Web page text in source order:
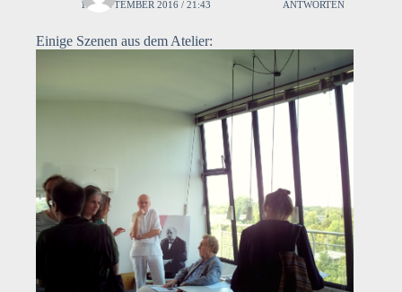
13. SEPTEMBER 2016 / 21:43 ANTWORTEN
Einige Szenen aus dem Atelier: